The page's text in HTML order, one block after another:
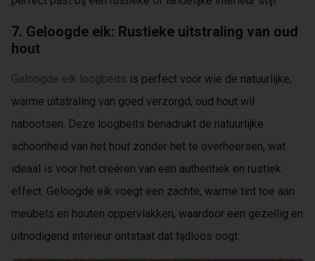
7. Geloogde eik: Rustieke uitstraling van oud
hout
Geloogde eik loogbeits is perfect voor wie de natuurlijke,
warme uitstraling van goed verzorgd, oud hout wil
nabootsen. Deze loogbeits benadrukt de natuurlijke
schoonheid van het hout zonder het te overheersen, wat
ideaal is voor het creëren van een authentiek en rustiek
effect. Geloogde eik voegt een zachte, warme tint toe aan
meubels en houten oppervlakken, waardoor een gezellig en
uitnodigend interieur ontstaat dat tijdloos oogt.